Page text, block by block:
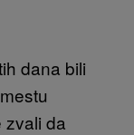
dana bili
zvali da